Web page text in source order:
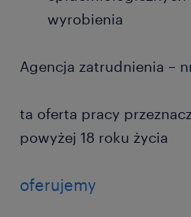
wyrobienia
Agencja zatrudnienia –
ta oferta pracy
powyżej 18 roku życia
oferujemy